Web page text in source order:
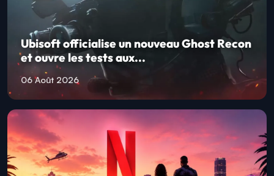
Ubisoft officialise un nouveau Ghost Recon
et ouvre les tests aux...
06 Août 2026